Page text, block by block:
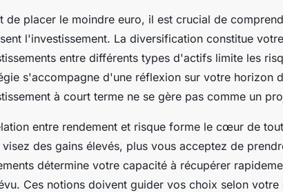
de placer le moindre euro, il est crucial de
l'investissement. La diversification constitue
entre différents types d'actifs limite les
s'accompagne d'une réflexion sur votre horizon
à court terme ne se gère pas comme un
entre rendement et risque forme le cœur de
des gains élevés, plus vous acceptez de
détermine votre capacité à récupérer
Ces notions doivent guider vos choix selon votre